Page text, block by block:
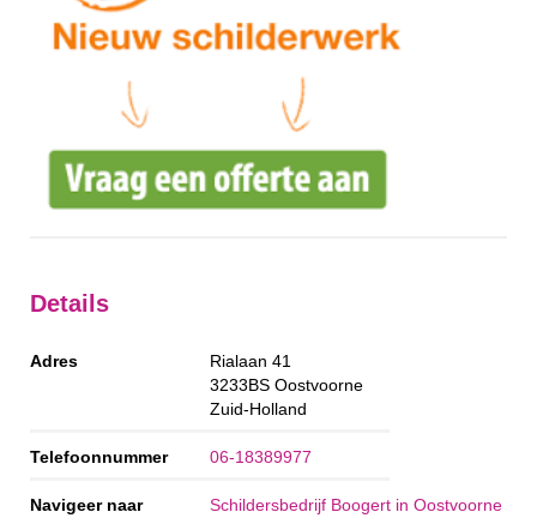
Details
Adres
Rialaan 41
3233BS Oostvoorne
Zuid-Holland
Telefoonnummer 06-18389977
Navigeer naar Schildersbedrijf Boogert in Oostvoorne